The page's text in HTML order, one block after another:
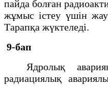
пайда болған
жұмыс істеу үшін
Тарапқа жүктеледі.
9-бап
Ядролық
радиациялық